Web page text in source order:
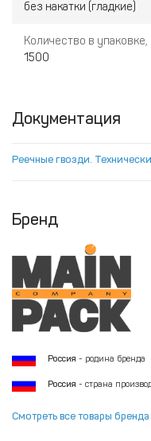
без накатки (гладкие)
Количество в
1500
Документация
Реечные гвозди.
Бренд
Россия - родина бренда
Россия - страна
Смотреть все товары бренда